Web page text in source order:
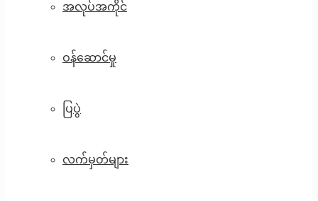
အလုပ်အကိုင်
ဝန်ဆောင်မှု
ပြပွဲ
လက်မှတ်များ